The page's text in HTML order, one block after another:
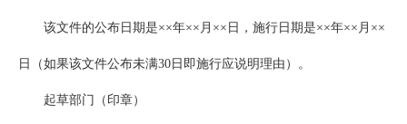
该文件的公布日期是××年××月××日，施行日期是××年××月××
日（如果该文件公布未满30日即施行应说明理由）。
起草部门（印章）